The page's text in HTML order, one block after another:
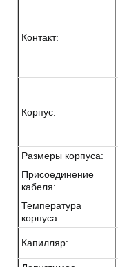
Контакт:
Корпус:
Размеры корпуса:
Присоединение
кабеля:
Температура
корпуса:
Капилляр: